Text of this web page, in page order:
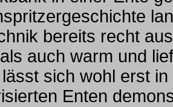
bereits recht
auch warm und
sich wohl erst
Enten